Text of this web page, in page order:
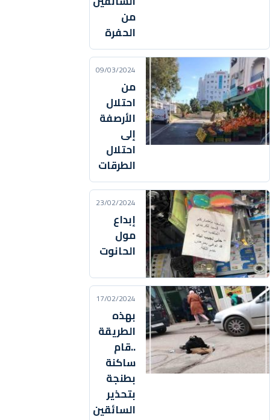
من
الحفرة
09/03/2024
من
احتلال
الأرصفة
إلى
احتلال
الطرقات
23/02/2024
إبداع
مول
الحانوت
17/02/2024
بهذه
الطريقة
..قام
ساكنة
بطنجة
بتحذير
السائقين